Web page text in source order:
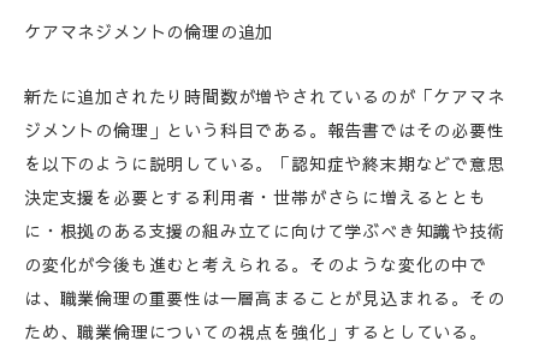
ケアマネジメントの倫理の追加
新たに追加されたり時間数が増やされているのが「ケアマネ
ジメントの倫理」という科目である。報告書ではその必要性
を以下のように説明している。「認知症や終末期などで意思
決定支援を必要とする利用者・世帯がさらに増えるととも
に・根拠のある支援の組み立てに向けて学ぶべき知識や技術
の変化が今後も進むと考えられる。そのような変化の中で
は、職業倫理の重要性は一層高まることが見込まれる。その
ため、職業倫理についての視点を強化」するとしている。